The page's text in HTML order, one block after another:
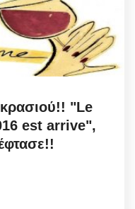
"Le
est arrive",